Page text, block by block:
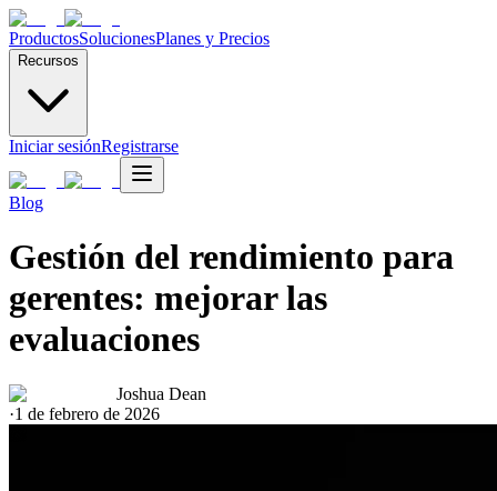
ProductosSolucionesPlanes y Precios
Recursos
Iniciar sesiónRegistrarse
Blog
Gestión del rendimiento para
gerentes: mejorar las
evaluaciones
Joshua Dean
·1 de febrero de 2026